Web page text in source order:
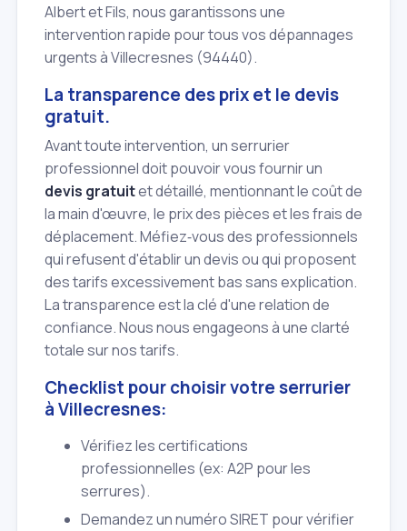
Albert et Fils, nous garantissons une
intervention rapide pour tous vos dépannages
urgents à Villecresnes (94440).
La transparence des prix et le devis
gratuit.
Avant toute intervention, un serrurier
professionnel doit pouvoir vous fournir un
devis gratuitet détaillé, mentionnant le coût de
la main d'œuvre, le prix des pièces et les frais de
déplacement. Méfiez‑vous des professionnels
qui refusent d'établir un devis ou qui proposent
des tarifs excessivement bas sans explication.
La transparence est la clé d'une relation de
confiance. Nous nous engageons à une clarté
totale sur nos tarifs.
Checklist pour choisir votre serrurier
à Villecresnes:
Vérifiez les certifications
professionnelles (ex: A2P pour les
serrures).
Demandez un numéro SIRET pour vérifier